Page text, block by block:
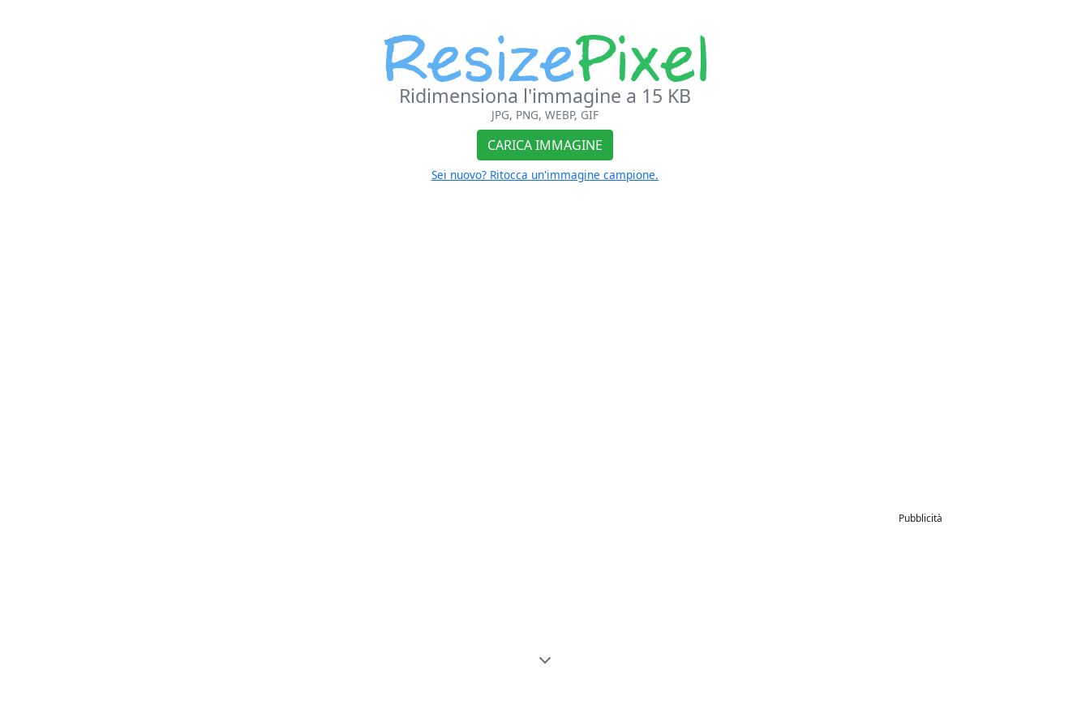
Ridimensiona l'immagine a 15 KB
JPG, PNG, WEBP, GIF
CARICA IMMAGINE
Sei nuovo? Ritocca un'immagine campione.
Pubblicità